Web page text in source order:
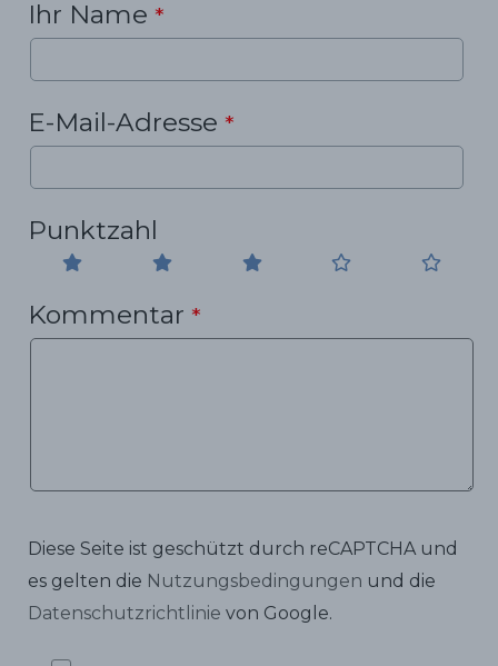
Ihr Name *
E-Mail-Adresse *
Punktzahl
Kommentar *
Diese Seite ist geschützt durch reCAPTCHA und
es gelten die Nutzungsbedingungen und die
Datenschutzrichtlinie von Google.